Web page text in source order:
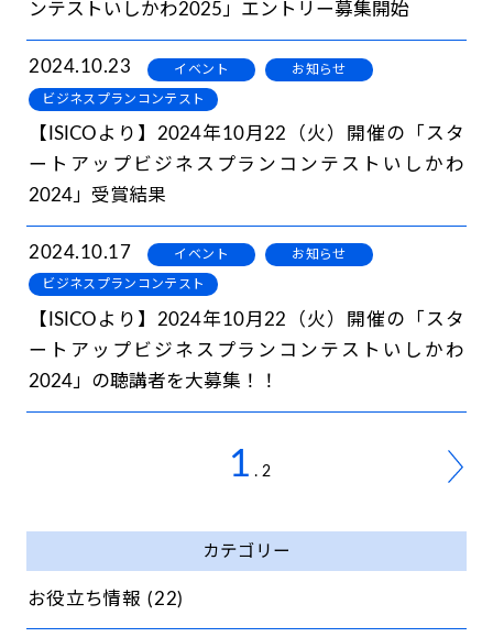
ンテストいしかわ2025」エントリー募集開始
2024.10.23 イベント お知らせ
ビジネスプランコンテスト
【ISICOより】2024年10月22（火）開催の「スタ
ートアップビジネスプランコンテストいしかわ
2024」受賞結果
2024.10.17 イベント お知らせ
ビジネスプランコンテスト
【ISICOより】2024年10月22（火）開催の「スタ
ートアップビジネスプランコンテストいしかわ
2024」の聴講者を大募集！！
1 2
カテゴリー
お役立ち情報 (22)